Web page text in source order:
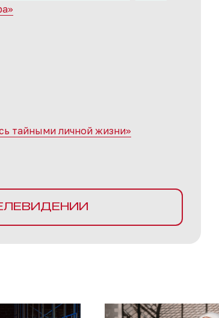
тайными личной жизни»